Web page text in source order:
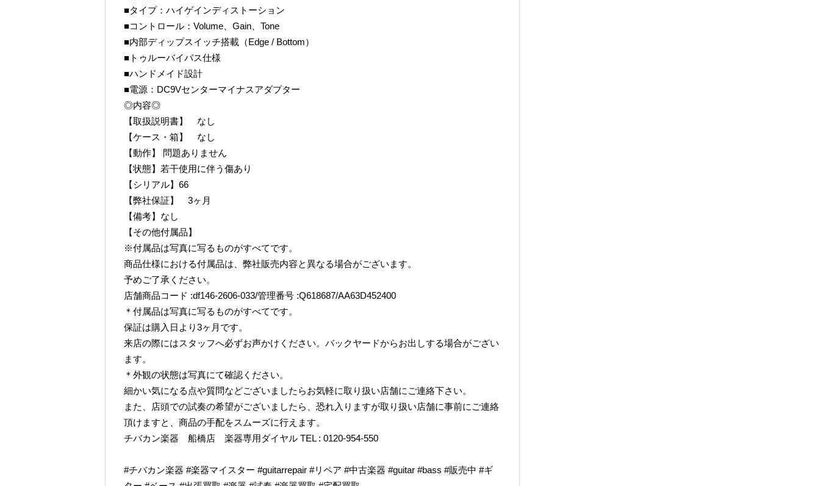
■タイプ：ハイゲインディストーション
■コントロール：Volume、Gain、Tone
■内部ディップスイッチ搭載（Edge / Bottom）
■トゥルーバイパス仕様
■ハンドメイド設計
■電源：DC9Vセンターマイナスアダプター
◎内容◎
【取扱説明書】 なし
【ケース・箱】 なし
【動作】 問題ありません
【状態】若干使用に伴う傷あり
【シリアル】66
【弊社保証】 3ヶ月
【備考】なし
【その他付属品】
※付属品は写真に写るものがすべてです。
商品仕様における付属品は、弊社販売内容と異なる場合がございます。
予めご了承ください。
店舗商品コード :df146-2606-033/管理番号 :Q618687/AA63D452400
＊付属品は写真に写るものがすべてです。
保証は購入日より3ヶ月です。
来店の際にはスタッフへ必ずお声かけください。バックヤードからお出しする場合がござい
ます。
＊外観の状態は写真にて確認ください。
細かい気になる点や質問などございましたらお気軽に取り扱い店舗にご連絡下さい。
また、店頭での試奏の希望がございましたら、恐れ入りますが取り扱い店舗に事前にご連絡
頂けますと、商品の手配をスムーズに行えます。
チバカン楽器 船橋店 楽器専用ダイヤル TEL : 0120-954-550
#チバカン楽器 #楽器マイスター #guitarrepair #リペア #中古楽器 #guitar #bass #販売中 #ギ